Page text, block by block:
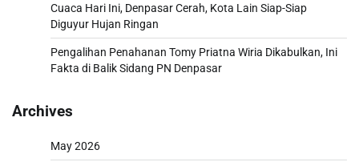
Cuaca Hari Ini, Denpasar Cerah, Kota Lain Siap-Siap
Diguyur Hujan Ringan
Pengalihan Penahanan Tomy Priatna Wiria Dikabulkan, Ini
Fakta di Balik Sidang PN Denpasar
Archives
May 2026